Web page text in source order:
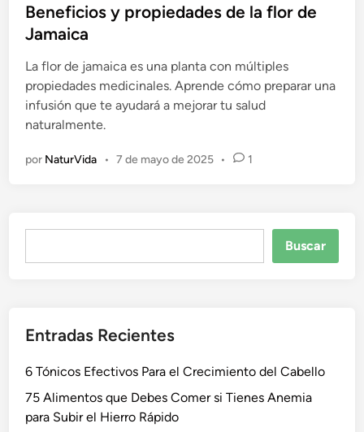
b
c
a
d
o
n
Beneficios y propiedades de la flor de
Jamaica
La flor de jamaica es una planta con múltiples
propiedades medicinales. Aprende cómo preparar una
infusión que te ayudará a mejorar tu salud
naturalmente.
por NaturVida • 7 de mayo de 2025 • 1
Buscar
Entradas Recientes
6 Tónicos Efectivos Para el Crecimiento del Cabello
75 Alimentos que Debes Comer si Tienes Anemia
para Subir el Hierro Rápido